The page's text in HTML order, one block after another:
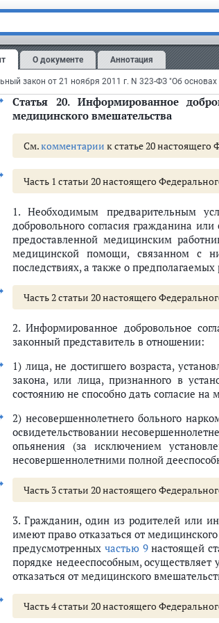
закона
законе
и обеспечение связанных с этими правами
помощи
здоровья
и органов местного самоуправления,
помощи
органов государственной власти
власти в сфере охраны здоровья
в сфере охраны здоровья органам
Российской Федерации в сфере охраны
охраны здоровья
(ст.ст. 18 - 28)
вмешательство и на отказ от
на охрану здоровья
обеспечению к
отбывающих наказание в виде ограничения
в сфере охраны здоровья
О документе Аннотация
11) допуск к нему священнослужителей
входящих в их структуру, а в случае
условий для отправления религиозных
на предоставление отдельного
с соблюдением общих требований,
Федерального закона.
Статья 20.Информированное
медицинского вмешательства
См.комментарии к статье 20 настоящего
Часть 1 статьи 20 настоящего
1. Необходимым предварительным
добровольного согласия гражданина
предоставленной медицинским
медицинской помощи, связанном с
последствиях, а также о
Часть 2 статьи 20 настоящего
2. Информированное добровольное
законный представитель в отношении:
1) лица, не достигшего возраста,
закона, или лица, признанного в
состоянию не способно дать согласие
2) несовершеннолетнего больного
освидетельствовании
опьянения (за исключением
несовершеннолетними полной
Часть 3 статьи 20 настоящего
3. Гражданин, один из родителей или
имеют право отказаться от
предусмотренных частью 9настоящей
порядке недееспособным, осуществляет
отказаться от медицинского
Часть 4 статьи 20 настоящего